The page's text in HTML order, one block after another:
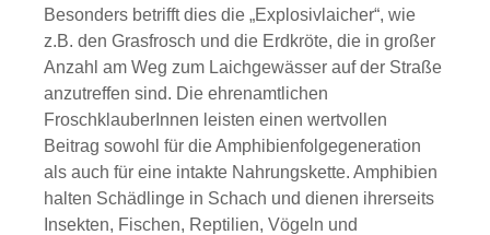
Besonders betrifft dies die „Explosivlaicher“, wie
z.B. den Grasfrosch und die Erdkröte, die in großer
Anzahl am Weg zum Laichgewässer auf der Straße
anzutreffen sind. Die ehrenamtlichen
FroschklauberInnen leisten einen wertvollen
Beitrag sowohl für die Amphibienfolgegeneration
als auch für eine intakte Nahrungskette. Amphibien
halten Schädlinge in Schach und dienen ihrerseits
Insekten, Fischen, Reptilien, Vögeln und